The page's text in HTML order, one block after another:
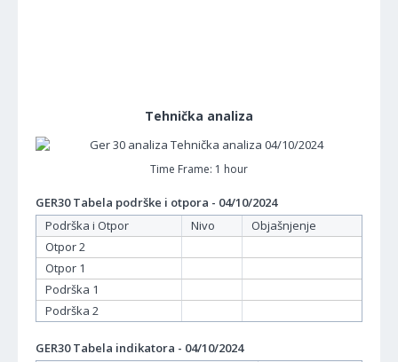
Tehnička analiza
Time Frame: 1 hour
GER30 Tabela podrške i otpora - 04/10/2024
Podrška i Otpor
Nivo
Objašnjenje
Otpor 2
Otpor 1
Podrška 1
Podrška 2
GER30 Tabela indikatora - 04/10/2024